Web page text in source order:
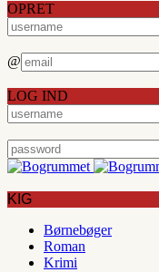
OPRET
@
LOG IND
KIG
Børnebøger
Roman
Krimi